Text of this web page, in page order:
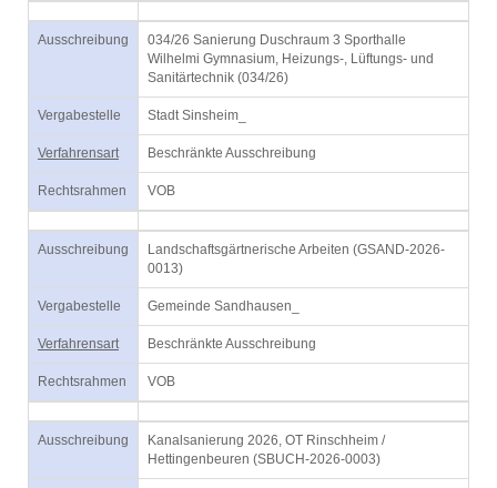
Ausschreibung
034/26 Sanierung Duschraum 3 Sporthalle
Wilhelmi Gymnasium, Heizungs-, Lüftungs- und
Sanitärtechnik (034/26)
Vergabestelle Stadt Sinsheim_
Verfahrensart Beschränkte Ausschreibung
Rechtsrahmen VOB
Ausschreibung
Landschaftsgärtnerische Arbeiten (GSAND-2026-
0013)
Vergabestelle Gemeinde Sandhausen_
Verfahrensart Beschränkte Ausschreibung
Rechtsrahmen VOB
Ausschreibung
Kanalsanierung 2026, OT Rinschheim /
Hettingenbeuren (SBUCH-2026-0003)